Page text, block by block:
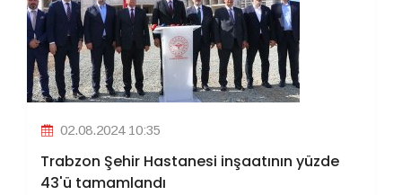
02.08.2024 10:35
Trabzon Şehir Hastanesi inşaatının yüzde
43'ü tamamlandı